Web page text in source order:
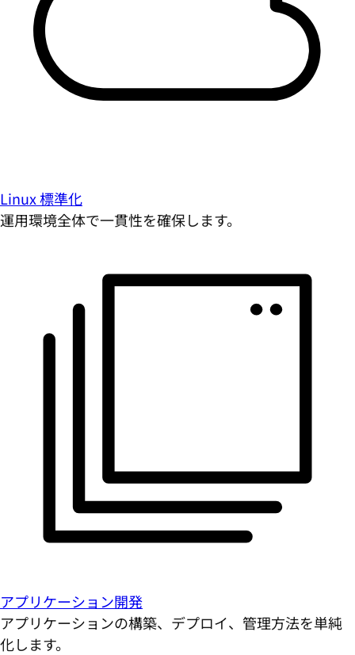
Linux 標準化
運用環境全体で一貫性を確保します。
アプリケーション開発
アプリケーションの構築、デプロイ、管理方法を単純
化します。